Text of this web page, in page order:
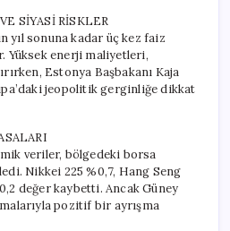
SİYASİ RİSKLER
yıl sonuna kadar üç kez faiz
Yüksek enerji maliyetleri,
Estonya Başbakanı Kaja
jeopolitik gerginliğe dikkat
veriler, bölgedeki borsa
Nikkei 225 %0,7, Hang Seng
değer kaybetti. Ancak Güney
pozitif bir ayrışma